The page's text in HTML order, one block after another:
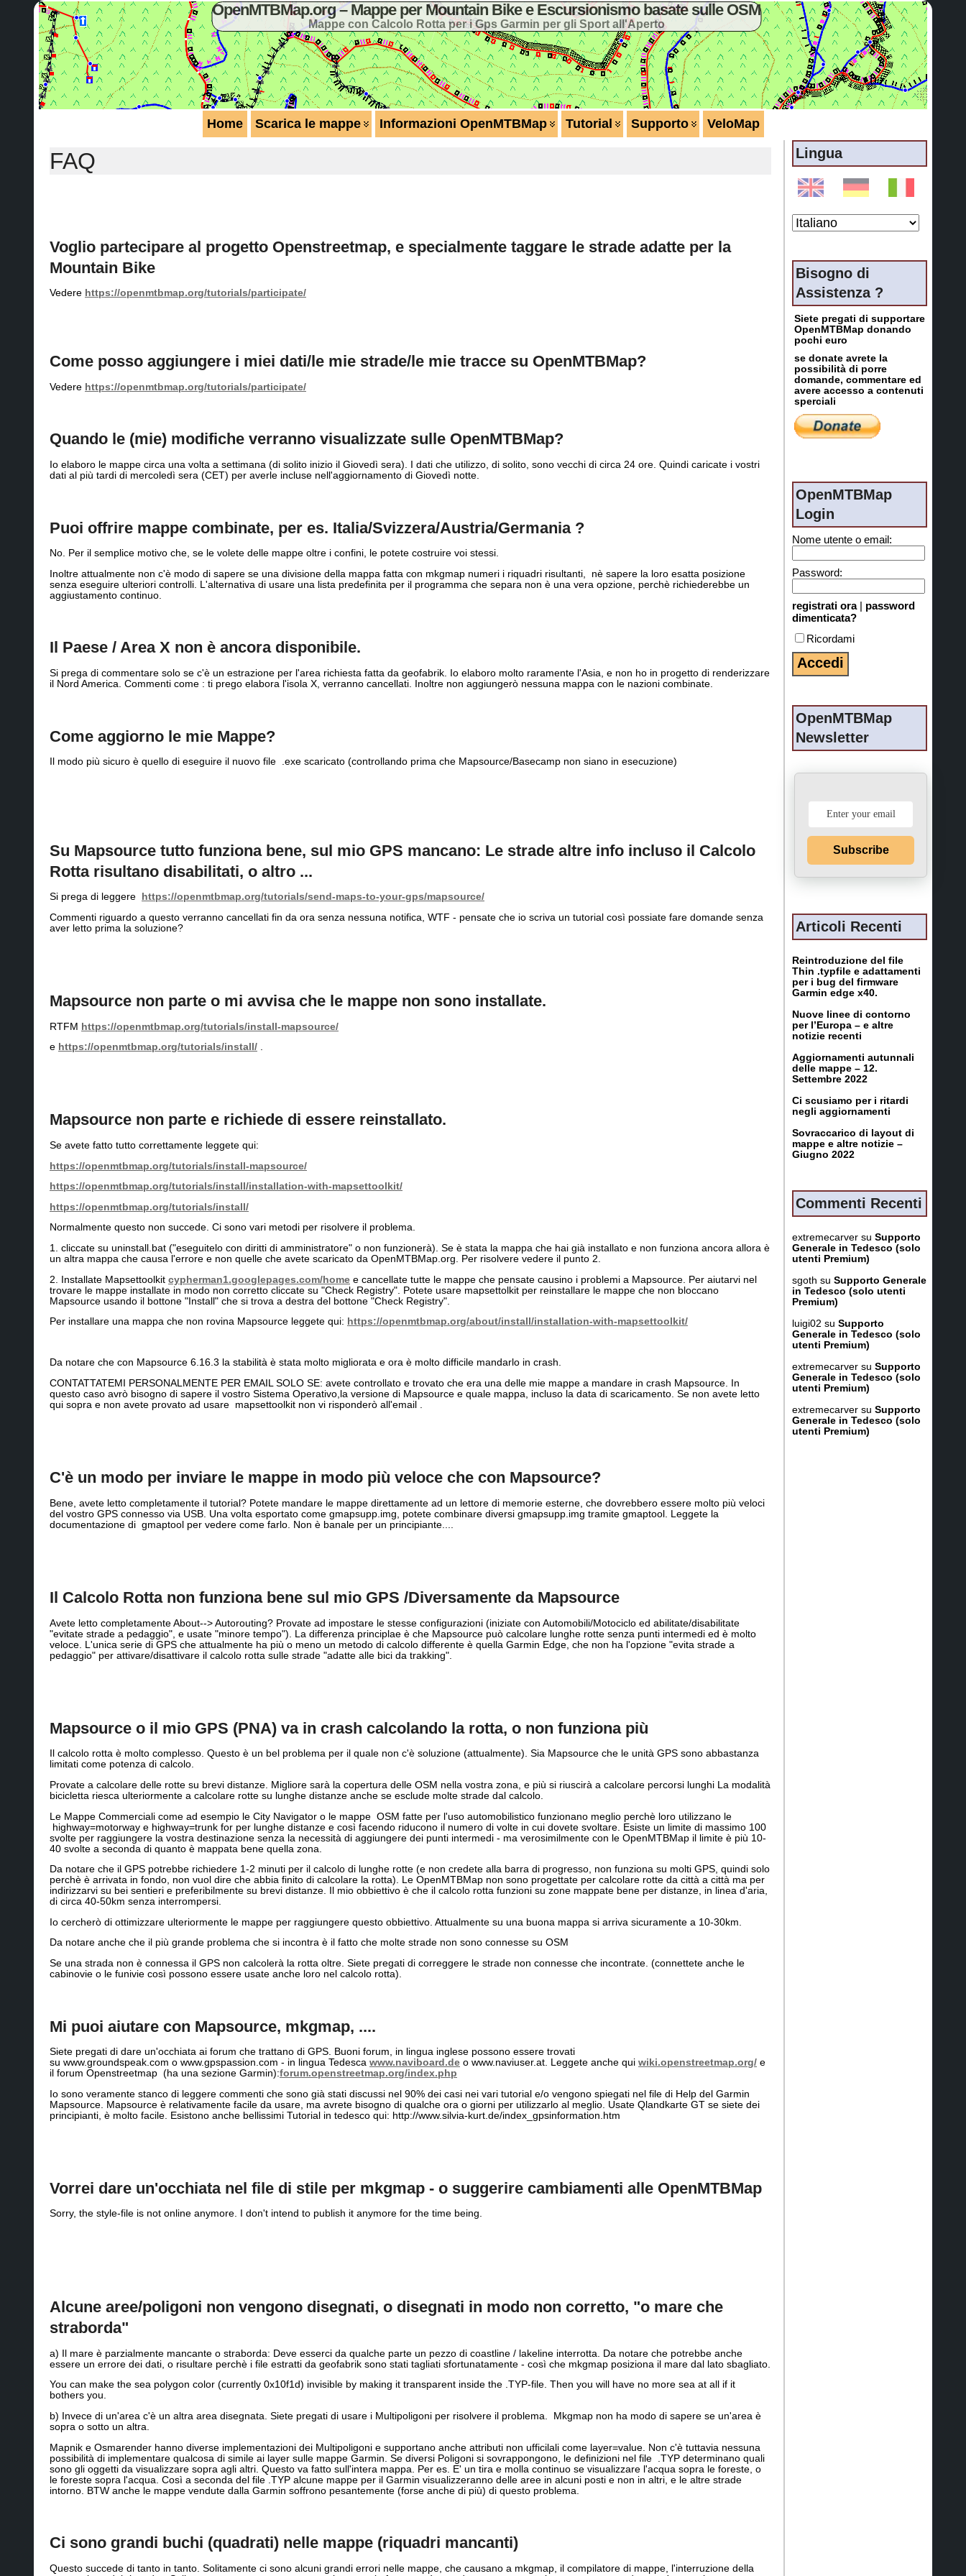
OpenMTBMap.org – Mappe per Mountain Bike e Escursionismo basate sulle OSM
Mappe con Calcolo Rotta per i Gps Garmin per gli Sport all'Aperto
Home Scarica le mappe Informazioni OpenMTBMap Tutorial Supporto VeloMap
FAQ
Voglio partecipare al progetto Openstreetmap, e specialmente taggare le strade adatte per la
Mountain Bike
Vedere https://openmtbmap.org/tutorials/participate/
Come posso aggiungere i miei dati/le mie strade/le mie tracce su OpenMTBMap?
Vedere https://openmtbmap.org/tutorials/participate/
Quando le (mie) modifiche verranno visualizzate sulle OpenMTBMap?
Io elaboro le mappe circa una volta a settimana (di solito inizio il Giovedì sera). I dati che utilizzo, di solito, sono vecchi di circa 24 ore. Quindi caricate i vostri
dati al più tardi di mercoledì sera (CET) per averle incluse nell'aggiornamento di Giovedì notte.
Puoi offrire mappe combinate, per es. Italia/Svizzera/Austria/Germania ?
No. Per il semplice motivo che, se le volete delle mappe oltre i confini, le potete costruire voi stessi.
Inoltre attualmente non c'è modo di sapere se una divisione della mappa fatta con mkgmap numeri i riquadri risultanti, nè sapere la loro esatta posizione
senza eseguire ulteriori controlli. L'alternativa di usare una lista predefinita per il programma che separa non è una vera opzione, perchè richiederebbe un
aggiustamento continuo.
Il Paese / Area X non è ancora disponibile.
Si prega di commentare solo se c'è un estrazione per l'area richiesta fatta da geofabrik. Io elaboro molto raramente l'Asia, e non ho in progetto di renderizzare
il Nord America. Commenti come : ti prego elabora l'isola X, verranno cancellati. Inoltre non aggiungerò nessuna mappa con le nazioni combinate.
Come aggiorno le mie Mappe?
Il modo più sicuro è quello di eseguire il nuovo file .exe scaricato (controllando prima che Mapsource/Basecamp non siano in esecuzione)
Su Mapsource tutto funziona bene, sul mio GPS mancano: Le strade altre info incluso il Calcolo
Rotta risultano disabilitati, o altro ...
Si prega di leggere
https://openmtbmap.org/tutorials/send-maps-to-your-gps/mapsource/
Commenti riguardo a questo verranno cancellati fin da ora senza nessuna notifica, WTF - pensate che io scriva un tutorial così possiate fare domande senza
aver letto prima la soluzione?
Mapsource non parte o mi avvisa che le mappe non sono installate.
RTFM https://openmtbmap.org/tutorials/install-mapsource/
e https://openmtbmap.org/tutorials/install/ .
Mapsource non parte e richiede di essere reinstallato.
Se avete fatto tutto correttamente leggete qui:
https://openmtbmap.org/tutorials/install-mapsource/
https://openmtbmap.org/tutorials/install/installation-with-mapsettoolkit/
https://openmtbmap.org/tutorials/install/
Normalmente questo non succede. Ci sono vari metodi per risolvere il problema.
1. cliccate su uninstall.bat ("eseguitelo con diritti di amministratore" o non funzionerà). Se è stata la mappa che hai già installato e non funziona ancora allora è
un altra mappa che causa l'errore e non quelle che avete scaricato da OpenMTBMap.org. Per risolvere vedere il punto 2.
2. Installate Mapsettoolkit cypherman1.googlepages.com/home e cancellate tutte le mappe che pensate causino i problemi a Mapsource. Per aiutarvi nel
trovare le mappe installate in modo non corretto cliccate su "Check Registry". Potete usare mapsettolkit per reinstallare le mappe che non bloccano
Mapsource usando il bottone "Install" che si trova a destra del bottone "Check Registry".
Per installare una mappa che non rovina Mapsource leggete qui: https://openmtbmap.org/about/install/installation-with-mapsettoolkit/
Da notare che con Mapsource 6.16.3 la stabilità è stata molto migliorata e ora è molto difficile mandarlo in crash.
CONTATTATEMI PERSONALMENTE PER EMAIL SOLO SE: avete controllato e trovato che era una delle mie mappe a mandare in crash Mapsource. In
questo caso avrò bisogno di sapere il vostro Sistema Operativo,la versione di Mapsource e quale mappa, incluso la data di scaricamento. Se non avete letto
qui sopra e non avete provato ad usare mapsettoolkit non vi risponderò all'email .
C'è un modo per inviare le mappe in modo più veloce che con Mapsource?
Bene, avete letto completamente il tutorial? Potete mandare le mappe direttamente ad un lettore di memorie esterne, che dovrebbero essere molto più veloci
del vostro GPS connesso via USB. Una volta esportato come gmapsupp.img, potete combinare diversi gmapsupp.img tramite gmaptool. Leggete la
documentazione di gmaptool per vedere come farlo. Non è banale per un principiante....
Il Calcolo Rotta non funziona bene sul mio GPS /Diversamente da Mapsource
Avete letto completamente About--> Autorouting? Provate ad impostare le stesse configurazioni (iniziate con Automobili/Motociclo ed abilitate/disabilitate
"evitate strade a pedaggio", e usate "minore tempo"). La differenza principlae è che Mapsource può calcolare lunghe rotte senza punti intermedi ed è molto
veloce. L'unica serie di GPS che attualmente ha più o meno un metodo di calcolo differente è quella Garmin Edge, che non ha l'opzione "evita strade a
pedaggio" per attivare/disattivare il calcolo rotta sulle strade "adatte alle bici da trakking".
Mapsource o il mio GPS (PNA) va in crash calcolando la rotta, o non funziona più
Il calcolo rotta è molto complesso. Questo è un bel problema per il quale non c'è soluzione (attualmente). Sia Mapsource che le unità GPS sono abbastanza
limitati come potenza di calcolo.
Provate a calcolare delle rotte su brevi distanze. Migliore sarà la copertura delle OSM nella vostra zona, e più si riuscirà a calcolare percorsi lunghi La modalità
bicicletta riesca ulteriormente a calcolare rotte su lunghe distanze anche se esclude molte strade dal calcolo.
Le Mappe Commerciali come ad esempio le City Navigator o le mappe OSM fatte per l'uso automobilistico funzionano meglio perchè loro utilizzano le
highway=motorway e highway=trunk for per lunghe distanze e così facendo riducono il numero di volte in cui dovete svoltare. Esiste un limite di massimo 100
svolte per raggiungere la vostra destinazione senza la necessità di aggiungere dei punti intermedi - ma verosimilmente con le OpenMTBMap il limite è più 10-
40 svolte a seconda di quanto è mappata bene quella zona.
Da notare che il GPS potrebbe richiedere 1-2 minuti per il calcolo di lunghe rotte (e non credete alla barra di progresso, non funziona su molti GPS, quindi solo
perchè è arrivata in fondo, non vuol dire che abbia finito di calcolare la rotta). Le OpenMTBMap non sono progettate per calcolare rotte da città a città ma per
indirizzarvi su bei sentieri e preferibilmente su brevi distanze. Il mio obbiettivo è che il calcolo rotta funzioni su zone mappate bene per distanze, in linea d'aria,
di circa 40-50km senza interrompersi.
Io cercherò di ottimizzare ulteriormente le mappe per raggiungere questo obbiettivo. Attualmente su una buona mappa si arriva sicuramente a 10-30km.
Da notare anche che il più grande problema che si incontra è il fatto che molte strade non sono connesse su OSM
Se una strada non è connessa il GPS non calcolerà la rotta oltre. Siete pregati di correggere le strade non connesse che incontrate. (connettete anche le
cabinovie o le funivie così possono essere usate anche loro nel calcolo rotta).
Mi puoi aiutare con Mapsource, mkgmap, ....
Siete pregati di dare un'occhiata ai forum che trattano di GPS. Buoni forum, in lingua inglese possono essere trovati
su www.groundspeak.com o www.gpspassion.com - in lingua Tedesca www.naviboard.de o www.naviuser.at. Leggete anche qui wiki.openstreetmap.org/ e
il forum Openstreetmap (ha una sezione Garmin):forum.openstreetmap.org/index.php
Io sono veramente stanco di leggere commenti che sono già stati discussi nel 90% dei casi nei vari tutorial e/o vengono spiegati nel file di Help del Garmin
Mapsource. Mapsource è relativamente facile da usare, ma avrete bisogno di qualche ora o giorni per utilizzarlo al meglio. Usate Qlandkarte GT se siete dei
principianti, è molto facile. Esistono anche bellissimi Tutorial in tedesco qui: http://www.silvia-kurt.de/index_gpsinformation.htm
Vorrei dare un'occhiata nel file di stile per mkgmap - o suggerire cambiamenti alle OpenMTBMap
Sorry, the style-file is not online anymore. I don't intend to publish it anymore for the time being.
Alcune aree/poligoni non vengono disegnati, o disegnati in modo non corretto, "o mare che
straborda"
a) Il mare è parzialmente mancante o straborda: Deve esserci da qualche parte un pezzo di coastline / lakeline interrotta. Da notare che potrebbe anche
essere un errore dei dati, o risultare perchè i file estratti da geofabrik sono stati tagliati sfortunatamente - così che mkgmap posiziona il mare dal lato sbagliato.
You can make the sea polygon color (currently 0x10f1d) invisible by making it transparent inside the .TYP-file. Then you will have no more sea at all if it
bothers you.
b) Invece di un'area c'è un altra area disegnata. Siete pregati di usare i Multipoligoni per risolvere il problema. Mkgmap non ha modo di sapere se un'area è
sopra o sotto un altra.
Mapnik e Osmarender hanno diverse implementazioni dei Multipoligoni e supportano anche attributi non ufficilali come layer=value. Non c'è tuttavia nessuna
possibilità di implementare qualcosa di simile ai layer sulle mappe Garmin. Se diversi Poligoni si sovrappongono, le definizioni nel file .TYP determinano quali
sono gli oggetti da visualizzare sopra agli altri. Questo va fatto sull'intera mappa. Per es. E' un tira e molla continuo se visualizzare l'acqua sopra le foreste, o
le foreste sopra l'acqua. Così a seconda del file .TYP alcune mappe per il Garmin visualizzeranno delle aree in alcuni posti e non in altri, e le altre strade
intorno. BTW anche le mappe vendute dalla Garmin soffrono pesantemente (forse anche di più) di questo problema.
Ci sono grandi buchi (quadrati) nelle mappe (riquadri mancanti)
Questo succede di tanto in tanto. Solitamente ci sono alcuni grandi errori nelle mappe, che causano a mkgmap, il compilatore di mappe, l'interruzione della
Lingua
Bisogno di
Assistenza ?
Siete pregati di supportare
OpenMTBMap donando
pochi euro
se donate avrete la
possibilità di porre
domande, commentare ed
avere accesso a contenuti
sperciali
OpenMTBMap
Login
Nome utente o email:
Password:
registrati ora| password
dimenticata?
Ricordami
OpenMTBMap
Newsletter
Subscribe
Articoli Recenti
Reintroduzione del file
Thin .typfile e adattamenti
per i bug del firmware
Garmin edge x40.
Nuove linee di contorno
per l’Europa – e altre
notizie recenti
Aggiornamenti autunnali
delle mappe – 12.
Settembre 2022
Ci scusiamo per i ritardi
negli aggiornamenti
Sovraccarico di layout di
mappe e altre notizie –
Giugno 2022
Commenti Recenti
extremecarver su Supporto
Generale in Tedesco (solo
utenti Premium)
sgoth su Supporto Generale
in Tedesco (solo utenti
Premium)
luigi02 su Supporto
Generale in Tedesco (solo
utenti Premium)
extremecarver su Supporto
Generale in Tedesco (solo
utenti Premium)
extremecarver su Supporto
Generale in Tedesco (solo
utenti Premium)